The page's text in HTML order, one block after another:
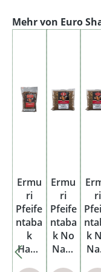
Produktgalerie
Mehr von Euro
Ermu
ri
Pfeife
ntaba
k
Haus
mark
Ermu
ri
Pfeife
ntaba
k No
Nam
ri
k